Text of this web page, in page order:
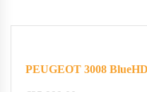
PEUGEOT 3008